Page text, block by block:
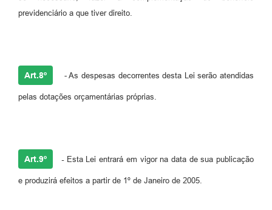
previdenciário a que tiver direito.
Art.8º - As despesas decorrentes desta Lei serão atendidas
pelas dotações orçamentárias próprias.
Art.9º -Esta Lei entrará em vigor na data de sua publicação
e produzirá efeitos a partir de 1º de Janeiro de 2005.